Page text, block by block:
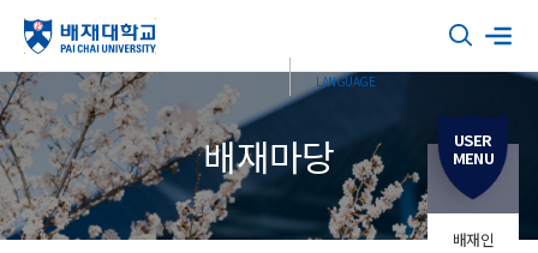
배재마당 USER
MENU
배재인